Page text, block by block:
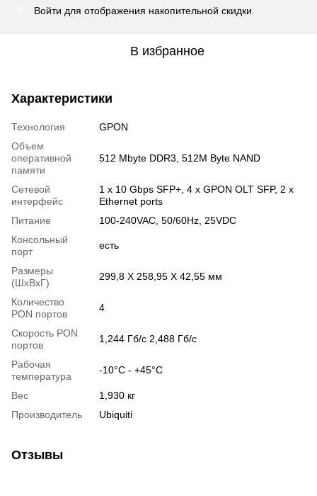
Войти для отображения накопительной скидки
В избранное
Характеристики
Технология
GPON
Объем
оперативной
памяти
512 Mbyte DDR3, 512M Byte NAND
Сетевой
интерфейс
1 х 10 Gbps SFP+, 4 х GPON OLT SFP, 2 х
Ethernet ports
Питание
100-240VAC, 50/60Hz, 25VDC
Консольный
порт
есть
Размеры
(ШxВxГ)
299,8 X 258,95 X 42,55 мм
Количество
PON портов
4
Скорость PON
портов
1,244 Гб/с 2,488 Гб/с
Рабочая
температура
-10°С - +45°С
Вес
1,930 кг
Производитель
Ubiquiti
Отзывы